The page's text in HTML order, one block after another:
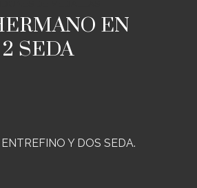
EN
SEDA
Y DOS SEDA.